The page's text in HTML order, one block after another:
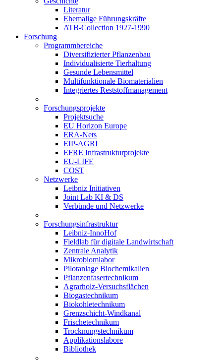
Literatur
Ehemalige Führungskräfte
ATB-Collection 1927-1990
Forschung
Programmbereiche
Diversifizierter Pflanzenbau
Individualisierte Tierhaltung
Gesunde Lebensmittel
Multifunktionale Biomaterialien
Integriertes Reststoffmanagement
Forschungsprojekte
Projektsuche
EU Horizon Europe
ERA-Nets
EIP-AGRI
EFRE Infrastrukturprojekte
EU-LIFE
COST
Netzwerke
Leibniz Initiativen
Joint Lab KI & DS
Verbünde und Netzwerke
Forschungsinfrastruktur
Leibniz-InnoHof
Fieldlab für digitale Landwirtschaft
Zentrale Analytik
Mikrobiomlabor
Pilotanlage Biochemikalien
Pflanzenfasertechnikum
Agrarholz-Versuchsflächen
Biogastechnikum
Biokohletechnikum
Grenzschicht-Windkanal
Frischetechnikum
Trocknungstechnikum
Applikationslabore
Bibliothek